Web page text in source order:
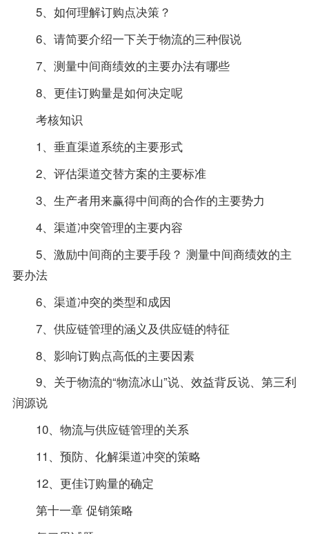
5、如何理解订购点决策？
6、请简要介绍一下关于物流的三种假说
7、测量中间商绩效的主要办法有哪些
8、更佳订购量是如何决定呢
考核知识
1、垂直渠道系统的主要形式
2、评估渠道交替方案的主要标准
3、生产者用来赢得中间商的合作的主要势力
4、渠道冲突管理的主要内容
5、激励中间商的主要手段？ 测量中间商绩效的主
要办法
6、渠道冲突的类型和成因
7、供应链管理的涵义及供应链的特征
8、影响订购点高低的主要因素
9、关于物流的“物流冰山”说、效益背反说、第三利
润源说
10、物流与供应链管理的关系
11、预防、化解渠道冲突的策略
12、更佳订购量的确定
第十一章 促销策略